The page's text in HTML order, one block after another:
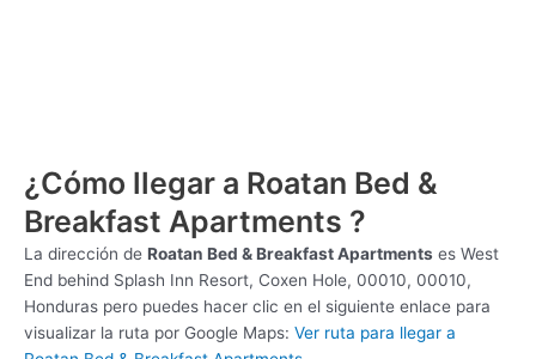
¿Cómo llegar a Roatan Bed &
Breakfast Apartments ?
La dirección de Roatan Bed & Breakfast Apartments es West
End behind Splash Inn Resort, Coxen Hole, 00010, 00010,
Honduras pero puedes hacer clic en el siguiente enlace para
visualizar la ruta por Google Maps: Ver ruta para llegar a